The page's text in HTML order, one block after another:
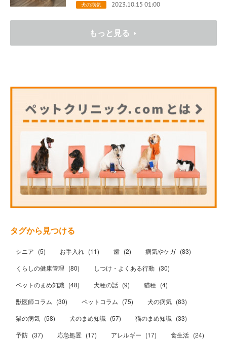
犬の病気 2023.10.15 01:00
もっと見る
タグから見つける
シニア (5) お手入れ (11) 歯 (2) 病気やケガ (83)
くらしの健康管理 (80) しつけ・よくある行動 (30)
ペットのまめ知識 (48) 犬種の話 (9) 猫種 (4)
獣医師コラム (30) ペットコラム (75) 犬の病気 (83)
猫の病気 (58) 犬のまめ知識 (57) 猫のまめ知識 (33)
予防 (37) 応急処置 (17) アレルギー (17) 食生活 (24)